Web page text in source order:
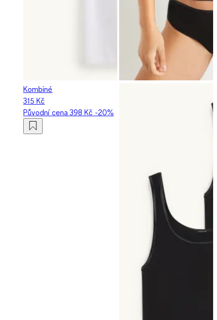
Kombiné
315 Kč
Původní cena398 Kč -20%